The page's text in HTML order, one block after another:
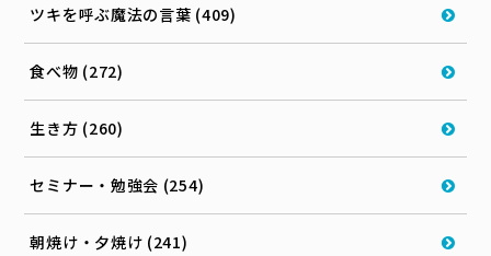
ツキを呼ぶ魔法の言葉 (409)
食べ物 (272)
生き方 (260)
セミナー・勉強会 (254)
朝焼け・夕焼け (241)